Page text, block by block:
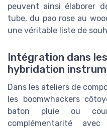
peuvent ainsi élaborer
tube, du pao rose au
une véritable liste de
Intégration dans
hybridation
Dans les ateliers de
les boomwhackers
baton pluie ou
complémentarité